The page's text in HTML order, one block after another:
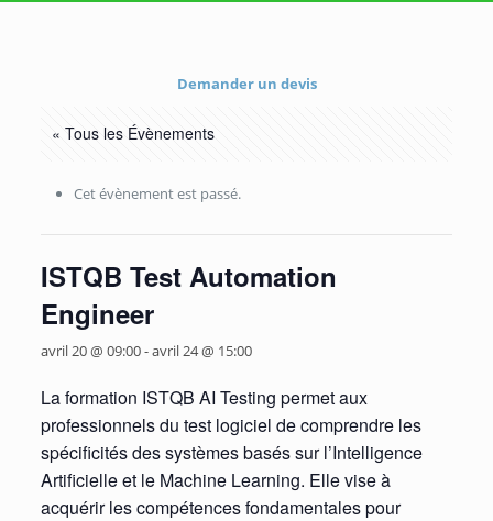
Demander un devis
« Tous les Évènements
Cet évènement est passé.
ISTQB Test Automation
Engineer
avril 20 @ 09:00-avril 24 @ 15:00
La formation ISTQB AI Testing permet aux
professionnels du test logiciel de comprendre les
spécificités des systèmes basés sur l’Intelligence
Artificielle et le Machine Learning. Elle vise à
acquérir les compétences fondamentales pour